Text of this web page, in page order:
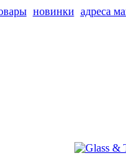
новинки адреса